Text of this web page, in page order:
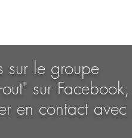
sur le groupe
sur Facebook,
en contact avec